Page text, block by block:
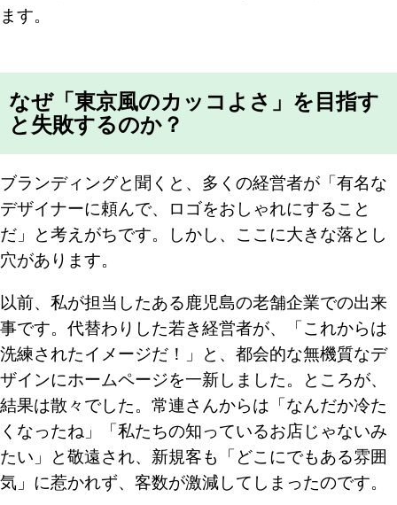
ます。
なぜ「東京風のカッコよさ」を目指す
と失敗するのか？
ブランディングと聞くと、多くの経営者が「有名な
デザイナーに頼んで、ロゴをおしゃれにすること
だ」と考えがちです。しかし、ここに大きな落とし
穴があります。
以前、私が担当したある鹿児島の老舗企業での出来
事です。代替わりした若き経営者が、「これからは
洗練されたイメージだ！」と、都会的な無機質なデ
ザインにホームページを一新しました。ところが、
結果は散々でした。常連さんからは「なんだか冷た
くなったね」「私たちの知っているお店じゃないみ
たい」と敬遠され、新規客も「どこにでもある雰囲
気」に惹かれず、客数が激減してしまったのです。